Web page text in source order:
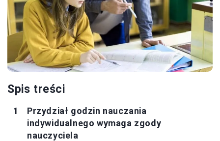
Spis treści
Przydział godzin nauczania
indywidualnego wymaga zgody
nauczyciela